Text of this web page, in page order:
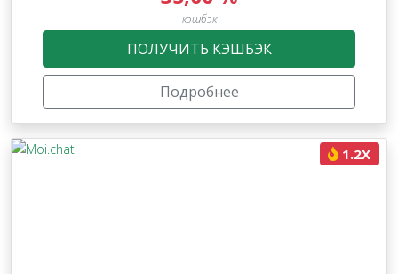
кэшбэк
ПОЛУЧИТЬ КЭШБЭК
Подробнее
1.2X